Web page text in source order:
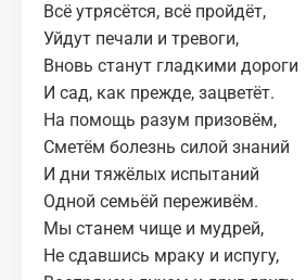
Всё утрясётся, всё пройдёт,
Уйдут печали и тревоги,
Вновь станут гладкими дороги
И сад, как прежде, зацветёт.
На помощь разум призовём,
Сметём болезнь силой знаний
И дни тяжёлых испытаний
Одной семьёй переживём.
Мы станем чище и мудрей,
Не сдавшись мраку и испугу,